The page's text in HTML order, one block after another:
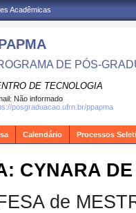
Acadêmicas
DE PÓS-
DE TECNOLOGIA
Não informado
posgraduacao.ufrn.br/ppapma
Calendário Processos
CYNARA
de